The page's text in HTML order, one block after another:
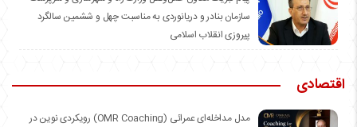
سازمان بنادر و دریانوردی به مناسبت چهل و ششمین سالگرد
پیروزی انقلاب اسلامی
اقتصادی
مدل مداخله‌ای عمرائی (OMR Coaching) رویکردی نوین در